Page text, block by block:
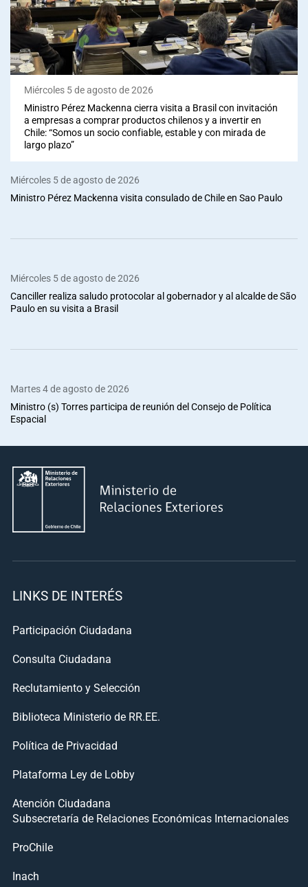
Miércoles 5 de agosto de 2026
Ministro Pérez Mackenna cierra visita a Brasil con invitación
a empresas a comprar productos chilenos y a invertir en
Chile: “Somos un socio confiable, estable y con mirada de
largo plazo”
Miércoles 5 de agosto de 2026
Ministro Pérez Mackenna visita consulado de Chile en Sao Paulo
Miércoles 5 de agosto de 2026
Canciller realiza saludo protocolar al gobernador y al alcalde de São
Paulo en su visita a Brasil
Martes 4 de agosto de 2026
Ministro (s) Torres participa de reunión del Consejo de Política
Espacial
LINKS DE INTERÉS
Participación Ciudadana
Consulta Ciudadana
Reclutamiento y Selección
Biblioteca Ministerio de RR.EE.
Política de Privacidad
Plataforma Ley de Lobby
Atención Ciudadana
Subsecretaría de Relaciones Económicas Internacionales
ProChile
Inach